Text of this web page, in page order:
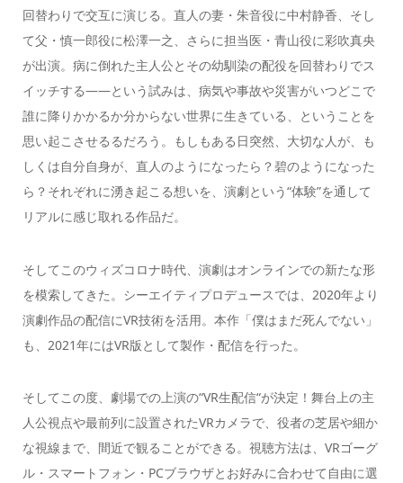
回替わりで交互に演じる。直人の妻・朱音役に中村静香、そし
て父・慎一郎役に松澤一之、さらに担当医・青山役に彩吹真央
が出演。病に倒れた主人公とその幼馴染の配役を回替わりでス
イッチする――という試みは、病気や事故や災害がいつどこで
誰に降りかかるか分からない世界に生きている、ということを
思い起こさせるるだろう。もしもある日突然、大切な人が、も
しくは自分自身が、直人のようになったら？碧のようになった
ら？それぞれに湧き起こる想いを、演劇という“体験”を通して
リアルに感じ取れる作品だ。
そしてこのウィズコロナ時代、演劇はオンラインでの新たな形
を模索してきた。シーエイティプロデュースでは、2020年より
演劇作品の配信にVR技術を活用。本作「僕はまだ死んでない」
も、2021年にはVR版として製作・配信を行った。
そしてこの度、劇場での上演の“VR生配信“が決定！舞台上の主
人公視点や最前列に設置されたVRカメラで、役者の芝居や細か
な視線まで、間近で観ることができる。視聴方法は、VRゴーグ
ル・スマートフォン・PCブラウザとお好みに合わせて自由に選